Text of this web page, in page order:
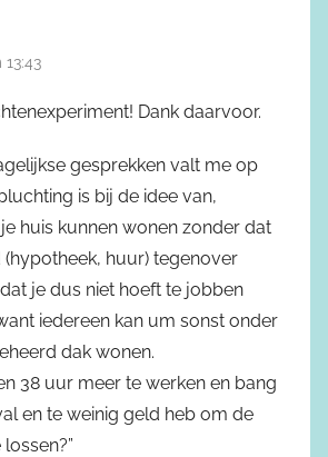
Dank daarvoor.
gesprekken valt me op
is bij de idee van,
huis kunnen wonen zonder dat
huur) tegenover
je dus niet hoeft te jobben
iedereen kan um sonst onder
dak wonen.
38 uur meer te werken en bang
en te weinig geld heb om de